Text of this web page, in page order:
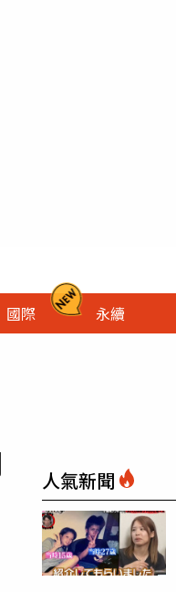
國際 永續
人氣新聞